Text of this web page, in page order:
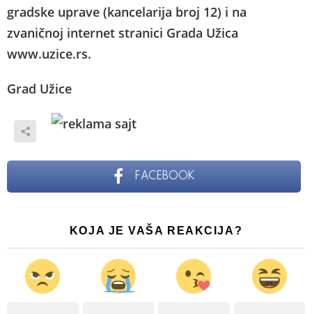
gradske uprave (kancelarija broj 12) i na
zvaničnoj internet stranici Grada Užica
www.uzice.rs.
Grad Užice
FACEBOOK
KOJA JE VAŠA REAKCIJA?